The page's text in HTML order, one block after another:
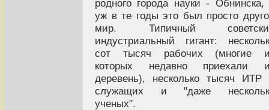
родного города науки - Обнинска,
уж в те годы это был просто
мир. Типичный
индустриальный гигант:
сот тысяч рабочих (многие
которых недавно приехали
деревень), несколько тысяч ИТР
служащих и "даже
ученых".